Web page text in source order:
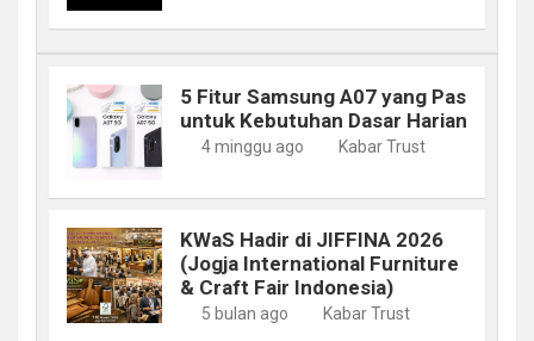
5 Fitur Samsung A07 yang Pas
untuk Kebutuhan Dasar Harian
4 minggu ago Kabar Trust
KWaS Hadir di JIFFINA 2026
(Jogja International Furniture
& Craft Fair Indonesia)
5 bulan ago Kabar Trust